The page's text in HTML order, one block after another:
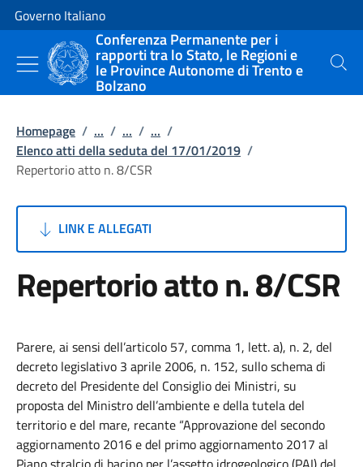
Vai al contenuto
Vai alla navigazione del sito
Governo Italiano
Conferenza Permanente per i
rapporti tra lo Stato, le Regioni e
le Province Autonome di Trento e
Bolzano
Cerca
Homepage / ... / ... / ... /
Elenco atti della seduta del 17/01/2019 /
Repertorio atto n. 8/CSR
LINK E ALLEGATI
Repertorio atto n. 8/CSR
Parere, ai sensi dell’articolo 57, comma 1, lett. a), n. 2, del
decreto legislativo 3 aprile 2006, n. 152, sullo schema di
decreto del Presidente del Consiglio dei Ministri, su
proposta del Ministro dell’ambiente e della tutela del
territorio e del mare, recante “Approvazione del secondo
aggiornamento 2016 e del primo aggiornamento 2017 al